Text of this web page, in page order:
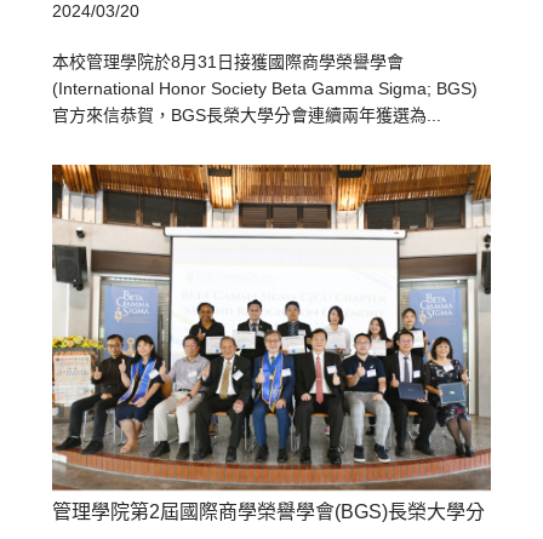
2024/03/20
本校管理學院於8月31日接獲國際商學榮譽學會
(International Honor Society Beta Gamma Sigma; BGS)
官方來信恭賀，BGS長榮大學分會連續兩年獲選為...
管理學院第2屆國際商學榮譽學會(BGS)長榮大學分